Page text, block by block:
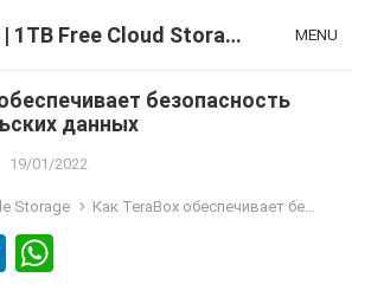
TeraBox Blog | 1TB Free Cloud Storage & All-in-One AI Space MENU
безопасность
данных
19/01/2022
Storage Как TeraBox обеспечивает безопасность пользовательских данных
Li